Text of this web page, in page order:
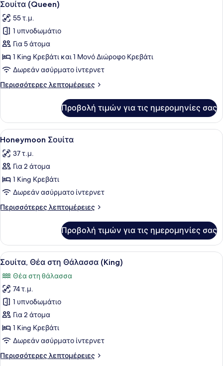
όλων
των
φωτογραφιών
για
Σουίτα
(Queen)
6
Σουίτα (Queen)
55 τ.μ.
1 υπνοδωμάτιο
Για 5 άτομα
1 King Κρεβάτι και 1 Μονό Διώροφο Κρεβάτι
Δωρεάν ασύρματο ίντερνετ
Περισσότερες λεπτομέρειες
Περισσότερες
(Queen)
Προβολή τιμών για τις ημερομηνίες σας
Προβολή
όλων
των
φωτογραφιών
για
Honeymoon
Σουίτα
Ένα υπνοδωμάτιο με ένα κρεβάτι
1
Honeymoon Σουίτα
37 τ.μ.
Για 2 άτομα
1 King Κρεβάτι
Δωρεάν ασύρματο ίντερνετ
Περισσότερες λεπτομέρειες
Περισσότερες
Σουίτα
Προβολή τιμών για τις ημερομηνίες σας
Προβολή
όλων
των
φωτογραφιών
για
Σουίτα,
Θέα
στη
Θάλασσα
(King)
Σουίτα, Θέα στη Θάλασσα (King) |
7
Σουίτα, Θέα στη Θάλασσα (King)
Θέα στη θάλασσα
74 τ.μ.
1 υπνοδωμάτιο
Για 2 άτομα
1 King Κρεβάτι
Δωρεάν ασύρματο ίντερνετ
Περισσότερες λεπτομέρειες
Περισσότερες